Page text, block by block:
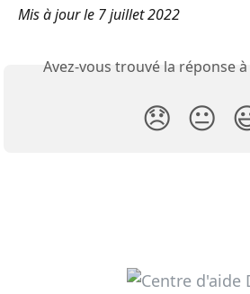
Mis à jour le 7 juillet 2022
Avez-vous trouvé la réponse
😞 😐